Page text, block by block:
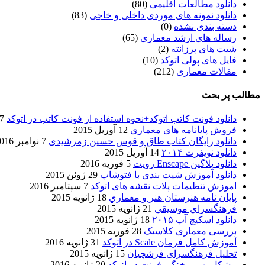
دانلود مطالعات اقلیمی (80)
دانلود نمونه های موردی داخلی و خاجی (83)
دسته بندی نشده (0)
رساله های ارشد معماری (65)
شیت های پرزانته (2)
فایل های پولی اتوکد (10)
مقالات معماری (212)
مطالب پر بحث
دانلود فونت کاتب اتوکد+نحوه استفاده از فونت کاتب در اتوکد 7 آگوست 2017
فروش پایانامه های معماری 12 آوریل 2015
دانلود رایگان کتاب طاق و قوس حسین زمرشیدی 7 نوامبر 2016
دانلود نویفرت ۲۰۱۴
14 آوریل 2015
دانلود پلاگین Enscape رویت
5 فوریه 2016
دانلود آموزش شیت بندی با فتوشاپ 29 ژوئن 2015
اموزش تنظیمات پلات نقشه های اتوکد 7 سپتامبر 2016
پایان نامه هنرستان هنر و معماري 18 ژانویه 2015
فرهنگسراي موسيقي 21 ژانویه 2015
دانلود اسکیچ آپ ۲۰۱۵
18 ژانویه 2015
بررسی معماری کلاسیک 28 فوریه 2015
آموزش کامل فرمان Scale در اتوکد
31 ژانویه 2016
تحلیل فرهنگسرای فرشچیان 15 ژانویه 2015